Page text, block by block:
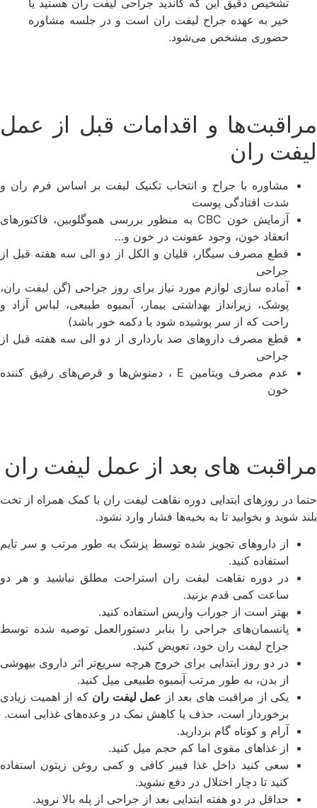
تشخیص دقیق این که کاندید جراحی لیفت ران هستید یا
خیر به عهده جراح لیفت ران است و در جلسه مشاوره
حضوری مشخص می‌شود.
مراقبت‌ها و اقدامات قبل از عمل
لیفت ران
مشاوره با جراح و انتخاب تکنیک لیفت بر اساس فرم ران و
شدت افتادگی پوست
آزمایش خون CBC به منظور بررسی هموگلوبین، فاکتورهای
انعقاد خون، وجود عفونت در خون و…
قطع مصرف سیگار، قلیان و الکل از دو الی سه هفته قبل از
جراحی
آماده سازی لوازم مورد نیاز برای روز جراحی (گن لیفت ران،
پوشک، زیرانداز بهداشتی بیمار، آبمیوه طبیعی، لباس آزاد و
راحت که از سر پوشیده شود یا دکمه خور باشد)
قطع مصرف داروهای ضد بارداری از دو الی سه هفته قبل از
جراحی
عدم مصرف ویتامین E ، دمنوش‌ها و قرص‌های رقیق کننده
خون
مراقبت های بعد از عمل لیفت ران
حتما در روزهای ابتدایی دوره نقاهت لیفت ران با کمک همراه از تخت
بلند شوید و بخوابید تا به بخیه‌ها فشار وارد نشود.
از داروهای تجویز شده توسط پزشک به طور مرتب و سر تایم
استفاده کنید.
در دوره نقاهت لیفت ران استراحت مطلق نباشید و هر دو
ساعت کمی قدم بزنید.
بهتر است از جوراب واریس استفاده کنید.
پانسمان‌های جراحی را بنابر دستورالعمل توصیه شده توسط
جراح لیفت ران خود، تعویض کنید.
در دو روز ابتدایی برای خروج هرچه سریع‌تر اثر داروی بیهوشی
از بدن، به طور مرتب آبمیوه طبیعی میل کنید.
یکی از مراقبت های بعد از عمل لیفت ران که از اهمیت زیادی
برخوردار است، حذف یا کاهش نمک در وعده‌های غذایی است.
آرام و کوتاه گام بردارید.
از غذاهای مقوی اما کم حجم میل کنید.
سعی کنید داخل غذا فیبر کافی و کمی روغن زیتون استفاده
کنید تا دچار اختلال در دفع نشوید.
حداقل در دو هفته ابتدایی بعد از جراحی از پله بالا نروید.